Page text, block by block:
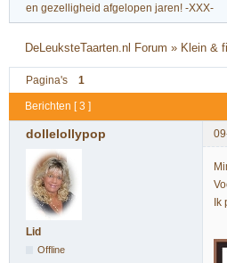
en gezelligheid afgelopen jaren! -XXX-
DeLeuksteTaarten.nl Forum » Klein &
Pagina's 1
Berichten [ 3 ]
dollelollypop
Lid
Offline